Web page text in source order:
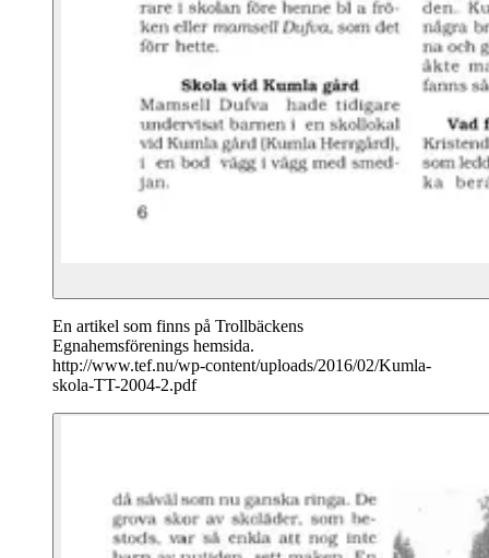
En artikel som finns på Trollbäckens
Egnahemsförenings hemsida.
http://www.tef.nu/wp-content/uploads/2016/02/Kumla-
skola-TT-2004-2.pdf